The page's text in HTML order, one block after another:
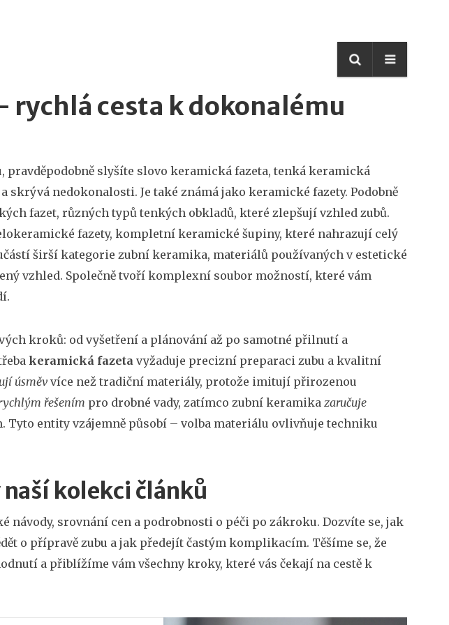
rychlá cesta k dokonalému
pravděpodobně slyšíte slovo keramická fazeta, tenká keramická
skrývá nedokonalosti. Je také známá jako keramické fazety. Podobně
fazet, různých typů tenkých obkladů, které zlepšují vzhled zubů.
fazety, kompletní keramické šupiny, které nahrazují celý
širší kategorie zubní keramika, materiálů používaných v estetické
vzhled. Společně tvoří komplexní soubor možností, které vám
kroků: od vyšetření a plánování až po samotné přilnutí a
keramická fazeta vyžaduje precizní preparaci zubu a kvalitní
úsměv více než tradiční materiály, protože imitují přirozenou
řešením pro drobné vady, zatímco zubní keramika zaručuje
Tyto entity vzájemně působí – volba materiálu ovlivňuje techniku
kolekci článků
návody, srovnání cen a podrobnosti o péči po zákroku. Dozvíte se, jak
o přípravě zubu a jak předejít častým komplikacím. Těšíme se, že
a přiblížíme vám všechny kroky, které vás čekají na cestě k